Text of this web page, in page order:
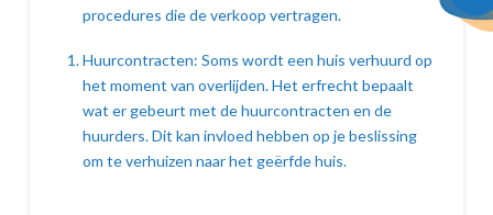
procedures die de verkoop vertragen.
Huurcontracten: Soms wordt een huis verhuurd op
het moment van overlijden. Het erfrecht bepaalt
wat er gebeurt met de huurcontracten en de
huurders. Dit kan invloed hebben op je beslissing
om te verhuizen naar het geërfde huis.